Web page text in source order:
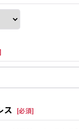
ス [必須]